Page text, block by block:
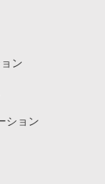
ン
ション